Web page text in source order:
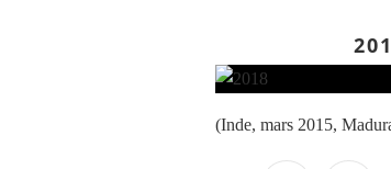
(Inde, mars 2015,